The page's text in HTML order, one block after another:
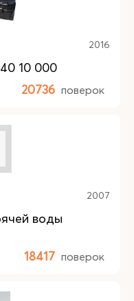
2016
10 000
20736 поверок
2007
воды
18417 поверок